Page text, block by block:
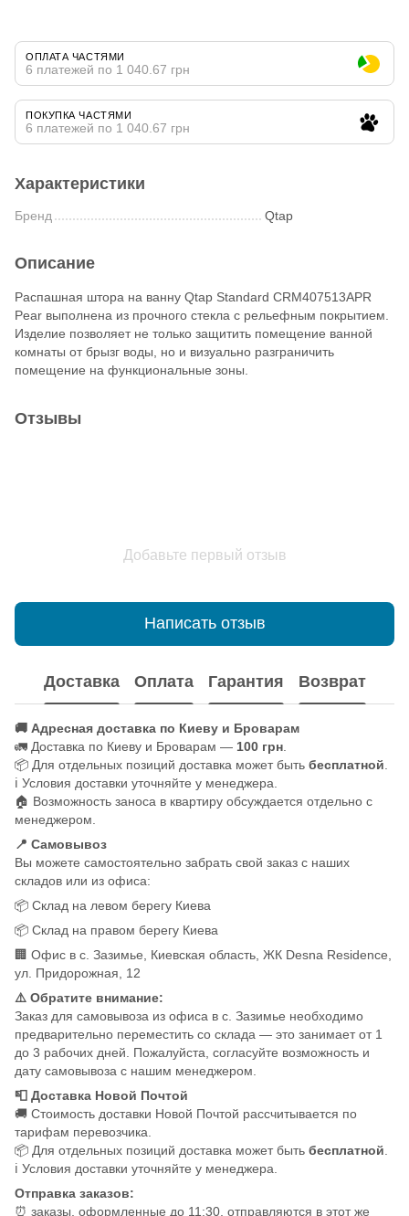
ОПЛАТА ЧАСТЯМИ
6 платежей по 1 040.67 грн
ПОКУПКА ЧАСТЯМИ
6 платежей по 1 040.67 грн
Характеристики
Бренд Qtap
Описание
Распашная штора на ванну Qtap Standard CRM407513APR
Pear выполнена из прочного стекла с рельефным покрытием.
Изделие позволяет не только защитить помещение ванной
комнаты от брызг воды, но и визуально разграничить
помещение на функциональные зоны.
Отзывы
Добавьте первый отзыв
Написать отзыв
Доставка Оплата Гарантия Возврат
🚚 Адресная доставка по Киеву и Броварам
🚛 Доставка по Киеву и Броварам — 100 грн
📦 Для отдельных позиций доставка может быть бесплатной
ℹ️ Условия доставки уточняйте у менеджера.
🏠 Возможность заноса в квартиру обсуждается отдельно с
менеджером.
📍 Самовывоз
Вы можете самостоятельно забрать свой заказ с наших
складов или из офиса:
📦 Склад на левом берегу Киева
📦 Склад на правом берегу Киева
🏢 Офис в с. Зазимье, Киевская область, ЖК Desna Residence,
ул. Придорожная, 12
⚠️ Обратите внимание:
Заказ для самовывоза из офиса в с. Зазимье необходимо
предварительно переместить со склада — это занимает от 1
до 3 рабочих дней. Пожалуйста, согласуйте возможность и
дату самовывоза с нашим менеджером.
📮 Доставка Новой Почтой
🚚 Стоимость доставки Новой Почтой рассчитывается по
тарифам перевозчика.
📦 Для отдельных позиций доставка может быть бесплатной
ℹ️ Условия доставки уточняйте у менеджера.
Отправка заказов:
⏰ заказы, оформленные до 11:30, отправляются в этот же